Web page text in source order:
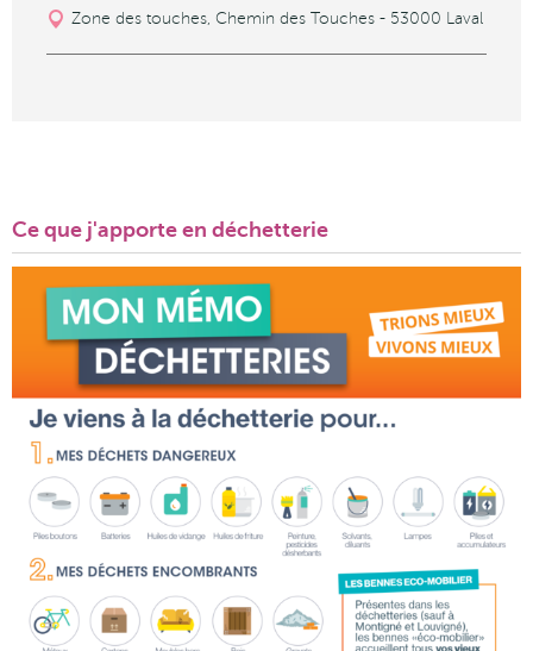
Zone des touches, Chemin des Touches - 53000 Laval
Ce que j'apporte en déchetterie